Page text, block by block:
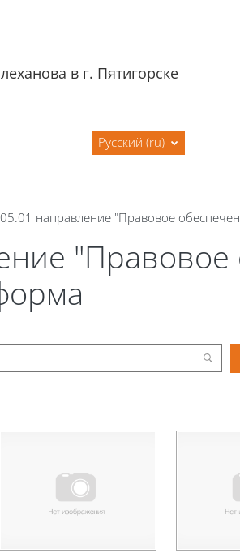
в г. Пятигорске
Русский ‎(ru)‎
направление "Правовое